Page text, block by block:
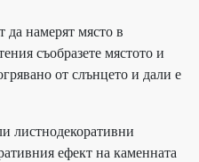
намерят място в
съобразете мястото и
от слънцето и дали е
листнодекоративни
ефект на каменната